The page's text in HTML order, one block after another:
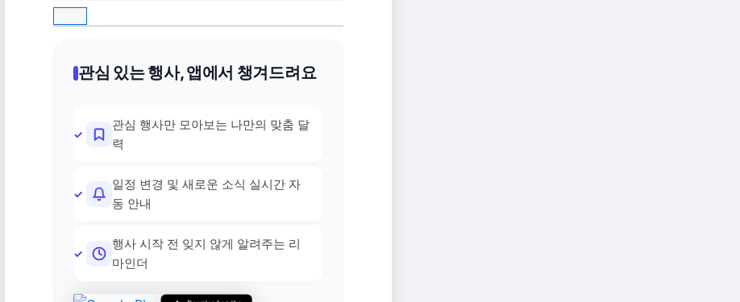
관심 있는 행사, 앱에서 챙겨드려요
관심 행사만 모아보는 나만의 맞춤 달
력
일정 변경 및 새로운 소식 실시간 자
동 안내
행사 시작 전 잊지 않게 알려주는 리
마인더